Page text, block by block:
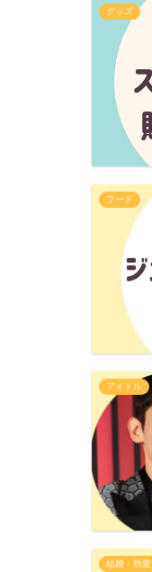
グッズ
フード
アイドル
結婚・熱愛